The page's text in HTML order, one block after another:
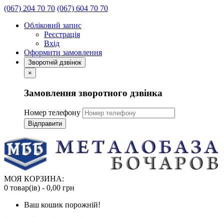
(067) 204 70 70 (067) 604 70 70
Обліковий запис
Реєстрація
Вхід
Оформити замовлення
Зворотній дзвінок
×
Замовлення зворотного дзвінка
Номер телефону
Відправити
МОЯ КОРЗИНА:
0 товар(ів) - 0,00 грн
Ваш кошик порожній!